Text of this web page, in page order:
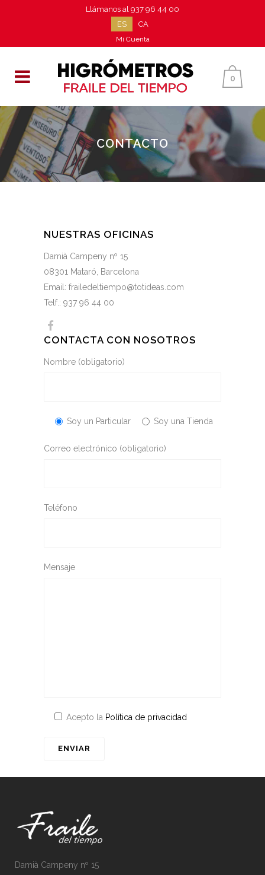
Llámanos al 937 96 44 00
ES
CA
Mi Cuenta
0
CONTACTO
NUESTRAS OFICINAS
Damià Campeny nº 15
08301 Mataró, Barcelona
Email: frailedeltiempo@totideas.com
Telf.: 937 96 44 00
CONTACTA CON NOSOTROS
Nombre (obligatorio)
Soy un Particular Soy una Tienda
Correo electrónico (obligatorio)
Teléfono
Mensaje
Acepto la Política de privacidad
Damià Campeny nº 15